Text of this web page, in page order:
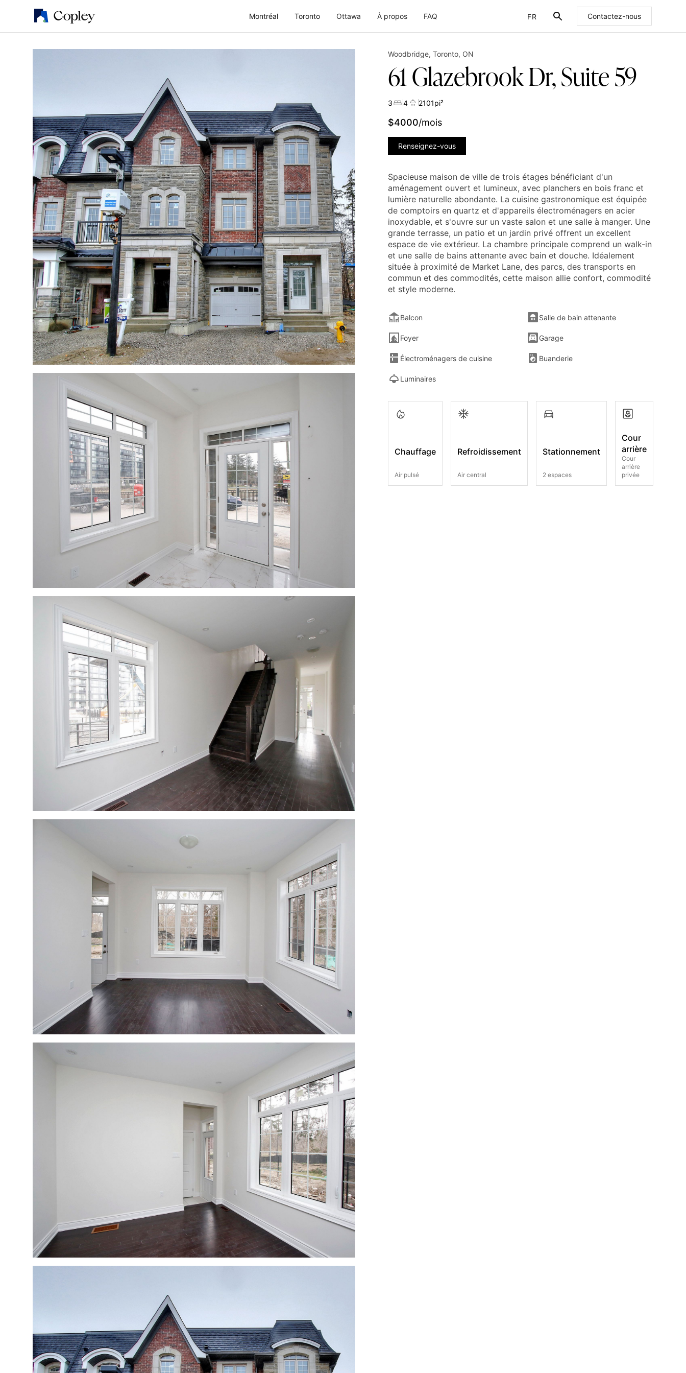
Montréal Toronto Ottawa À propos
FAQ
EN
FR Contactez-nous
Woodbridge, Toronto, ON
61 Glazebrook Dr, Suite 59
3 4 2101pi²
$4000/mois
Renseignez-vous
Spacieuse maison de ville de trois étages bénéficiant d'un
aménagement ouvert et lumineux, avec planchers en bois franc et
lumière naturelle abondante. La cuisine gastronomique est équipée
de comptoirs en quartz et d'appareils électroménagers en acier
inoxydable, et s'ouvre sur un vaste salon et une salle à manger. Une
grande terrasse, un patio et un jardin privé offrent un excellent
espace de vie extérieur. La chambre principale comprend un walk-in
et une salle de bains attenante avec bain et douche. Idéalement
située à proximité de Market Lane, des parcs, des transports en
commun et des commodités, cette maison allie confort, commodité
et style moderne.
Balcon Salle de bain attenante
Foyer Garage
Électroménagers de cuisine Buanderie
Luminaires
Chauffage
Air pulsé
Refroidissement
Air central
Stationnement
2 espaces
Cour
arrière
Cour
arrière
privée